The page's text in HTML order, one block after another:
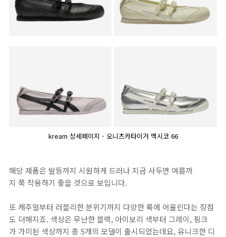
kream 상세페이지 - 오니츠카타이거 멕시코 66
해당 제품은 발등까지 시원하게 드러나 지금 사두면 여름까
지 쭉 착용하기 좋을 것으로 보입니다.
또 캐주얼부터 러블리한 분위기까지 다양한 룩에 어울린다는 장점
도 더해지죠. 색상은 무난한 블랙, 아이보리 색부터 그레이, 핑크
가 가미된 색상까지 총 5개의 모델이 출시되었는데요, 유니크한 디